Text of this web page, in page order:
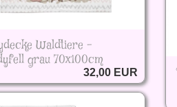
Waldtiere -
grau 70x100cm
32,00 EUR